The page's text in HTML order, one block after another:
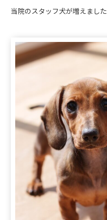
当院のスタッフ犬が増えました